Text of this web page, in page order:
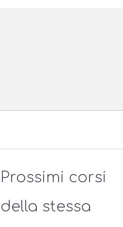
Prossimi corsi
della stessa